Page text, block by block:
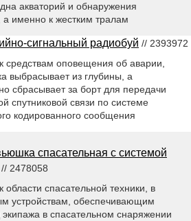
акваторий и обнаружения
а именно к жестким тралам
сигнальный радиобуй // 2393972
средствам оповещения об аварии,
выбрасывает из глубины, а
сбрасывает за борт для передачи
спутниковой связи по системе
кодированного сообщения
спасательная с системой
// 2478058
области спасательной техники, в
устройствам, обеспечивающим
в спасательном снаряжении